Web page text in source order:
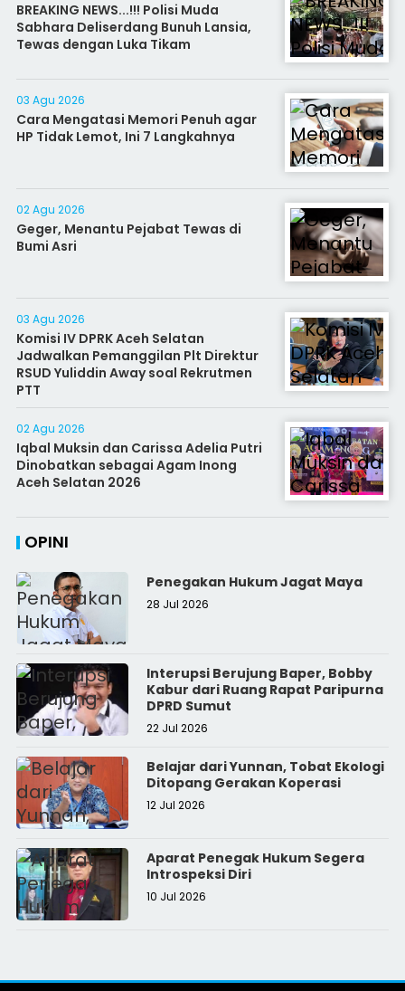
BREAKING NEWS...!!! Polisi Muda
Sabhara Deliserdang Bunuh Lansia,
Tewas dengan Luka Tikam
03 Agu 2026
Cara Mengatasi Memori Penuh agar
HP Tidak Lemot, Ini 7 Langkahnya
02 Agu 2026
Geger, Menantu Pejabat Tewas di
Bumi Asri
03 Agu 2026
Komisi IV DPRK Aceh Selatan
Jadwalkan Pemanggilan Plt Direktur
RSUD Yuliddin Away soal Rekrutmen
PTT
02 Agu 2026
Iqbal Muksin dan Carissa Adelia Putri
Dinobatkan sebagai Agam Inong
Aceh Selatan 2026
OPINI
Penegakan Hukum Jagat Maya
28 Jul 2026
Interupsi Berujung Baper, Bobby
Kabur dari Ruang Rapat Paripurna
DPRD Sumut
22 Jul 2026
Belajar dari Yunnan, Tobat Ekologi
Ditopang Gerakan Koperasi
12 Jul 2026
Aparat Penegak Hukum Segera
Introspeksi Diri
10 Jul 2026